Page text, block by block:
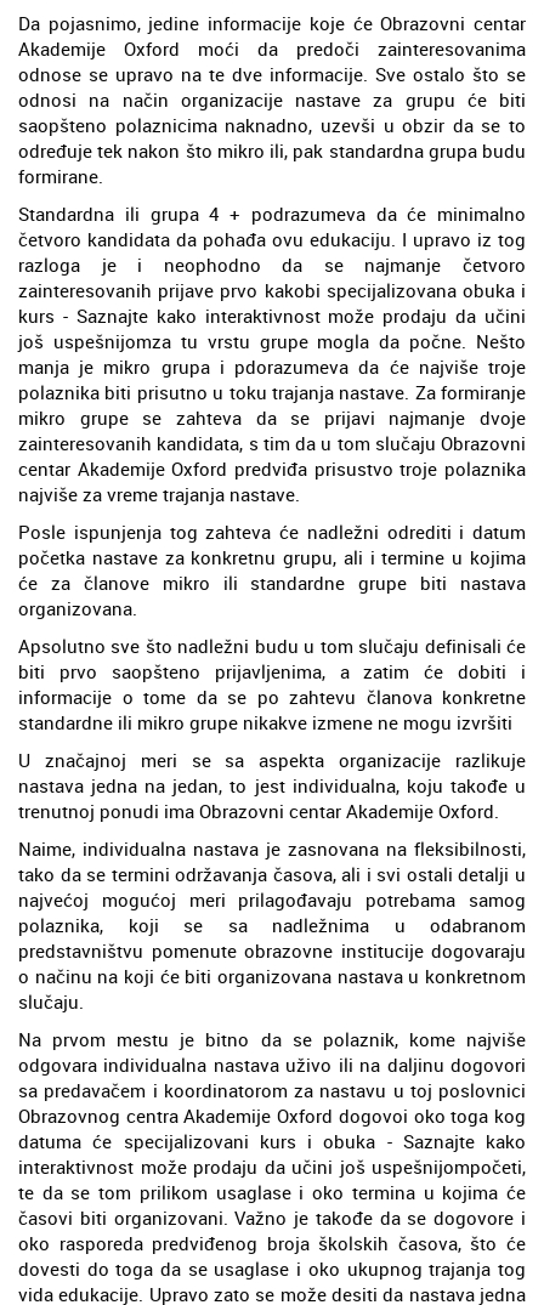
Da pojasnimo, jedine informacije koje će Obrazovni centar
Akademije Oxford moći da predoči zainteresovanima
odnose se upravo na te dve informacije. Sve ostalo što se
odnosi na način organizacije nastave za grupu će biti
saopšteno polaznicima naknadno, uzevši u obzir da se to
određuje tek nakon što mikro ili, pak standardna grupa budu
formirane.
Standardna ili grupa 4 + podrazumeva da će minimalno
četvoro kandidata da pohađa ovu edukaciju. I upravo iz tog
razloga je i neophodno da se najmanje četvoro
zainteresovanih prijave prvo kakobi specijalizovana obuka i
kurs - Saznajte kako interaktivnost može prodaju da učini
još uspešnijomza tu vrstu grupe mogla da počne. Nešto
manja je mikro grupa i pdorazumeva da će najviše troje
polaznika biti prisutno u toku trajanja nastave. Za formiranje
mikro grupe se zahteva da se prijavi najmanje dvoje
zainteresovanih kandidata, s tim da u tom slučaju Obrazovni
centar Akademije Oxford predviđa prisustvo troje polaznika
najviše za vreme trajanja nastave.
Posle ispunjenja tog zahteva će nadležni odrediti i datum
početka nastave za konkretnu grupu, ali i termine u kojima
će za članove mikro ili standardne grupe biti nastava
organizovana.
Apsolutno sve što nadležni budu u tom slučaju definisali će
biti prvo saopšteno prijavljenima, a zatim će dobiti i
informacije o tome da se po zahtevu članova konkretne
standardne ili mikro grupe nikakve izmene ne mogu izvršiti
U značajnoj meri se sa aspekta organizacije razlikuje
nastava jedna na jedan, to jest individualna, koju takođe u
trenutnoj ponudi ima Obrazovni centar Akademije Oxford.
Naime, individualna nastava je zasnovana na fleksibilnosti,
tako da se termini održavanja časova, ali i svi ostali detalji u
najvećoj mogućoj meri prilagođavaju potrebama samog
polaznika, koji se sa nadležnima u odabranom
predstavništvu pomenute obrazovne institucije dogovaraju
o načinu na koji će biti organizovana nastava u konkretnom
slučaju.
Na prvom mestu je bitno da se polaznik, kome najviše
odgovara individualna nastava uživo ili na daljinu dogovori
sa predavačem i koordinatorom za nastavu u toj poslovnici
Obrazovnog centra Akademije Oxford dogovoi oko toga kog
datuma će specijalizovani kurs i obuka - Saznajte kako
interaktivnost može prodaju da učini još uspešnijompočeti,
te da se tom prilikom usaglase i oko termina u kojima će
časovi biti organizovani. Važno je takođe da se dogovore i
oko rasporeda predviđenog broja školskih časova, što će
dovesti do toga da se usaglase i oko ukupnog trajanja tog
vida edukacije. Upravo zato se može desiti da nastava jedna